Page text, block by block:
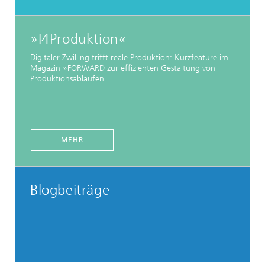
»I4Produktion«
Digitaler Zwilling trifft reale Produktion: Kurzfeature im
Magazin »FORWARD zur effizienten Gestaltung von
Produktionsabläufen.
MEHR
Blogbeiträge